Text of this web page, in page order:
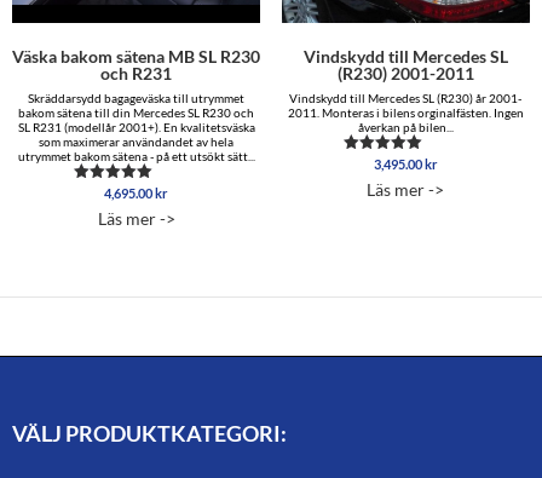
Väska bakom sätena MB SL R230
och R231
Skräddarsydd bagageväska till utrymmet
bakom sätena till din Mercedes SL R230 och
SL R231 (modellår 2001+). En kvalitetsväska
som maximerar användandet av hela
utrymmet bakom sätena - på ett utsökt sätt...
Betygsatt
av 5
4,695.00kr
Läs mer ->
Vindskydd till Mercedes SL
(R230) 2001-2011
Vindskydd till Mercedes SL (R230) år 2001-
2011. Monteras i bilens orginalfästen. Ingen
åverkan på bilen...
Betygsatt
av 5
3,495.00kr
Läs mer ->
VÄLJ PRODUKTKATEGORI: